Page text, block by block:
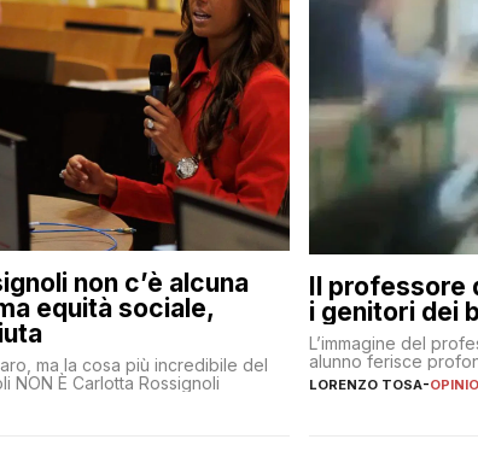
non c’è alcuna
equità sociale,
ma la cosa più incredibile del
NON È Carlotta Rossignoli
Il professore
i genitori dei
L’immagine del
alunno ferisce
LORENZO TOSA-